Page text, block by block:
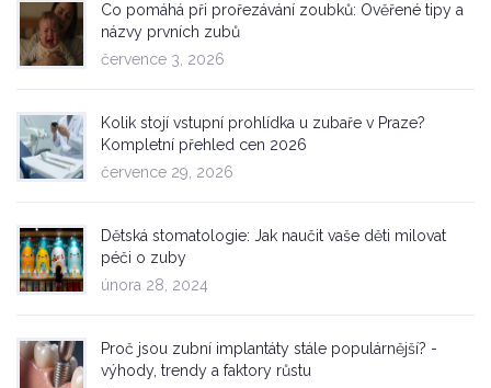
Co pomáhá při prořezávání zoubků: Ověřené tipy a
názvy prvních zubů
července 3, 2026
Kolik stojí vstupní prohlídka u zubaře v Praze?
Kompletní přehled cen 2026
července 29, 2026
Dětská stomatologie: Jak naučit vaše děti milovat
péči o zuby
února 28, 2024
Proč jsou zubní implantáty stále populárnější? -
výhody, trendy a faktory růstu